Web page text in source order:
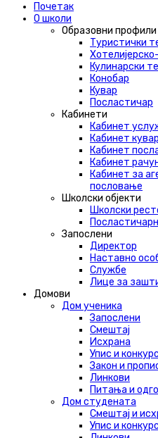
Почетак
О школи
Образовни профили
Туристички
Кулинарски
Конобар
Кувар
Посластичар
Кабинети
Кабинет
Кабинет
Кабинет
Кабинет
Кабинет за
пословање
Школски објекти
Школски
Запослени
Директор
Наставно
Службе
Лице за
Домови
Дом ученика
Запослени
Смештај
Исхрана
Упис и конкурс
Закон и
Линкови
Питања и
Дом студената
Смештај и
Упис и конкурс